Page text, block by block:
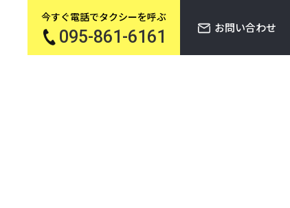
今すぐ電話でタクシーを呼ぶ
095-861-6161 お問い合わせ